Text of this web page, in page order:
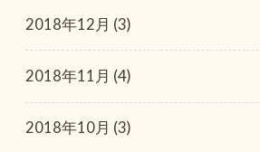
2018年12月 (3)
2018年11月 (4)
2018年10月 (3)